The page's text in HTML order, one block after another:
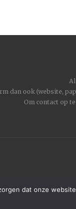
dan ook (website,
Om contact op
dat onze